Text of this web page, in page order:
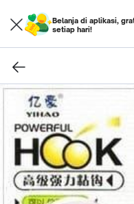
Belanja di aplikasi,
setiap hari!